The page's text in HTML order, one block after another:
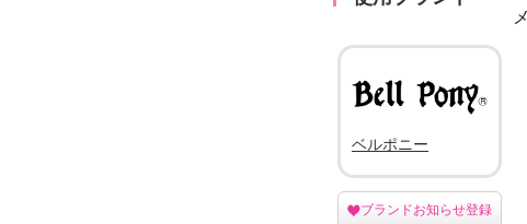
ベルポニー
ブランドお知らせ登録